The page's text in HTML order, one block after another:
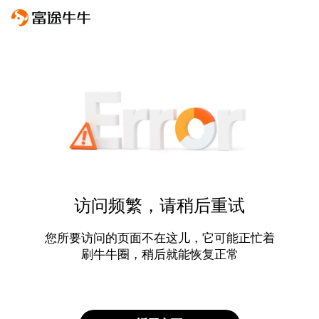
访问频繁，请稍后重试
您所要访问的页面不在这儿，它可能正忙着
刷牛牛圈，稍后就能恢复正常